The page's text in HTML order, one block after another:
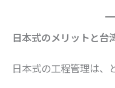
日本式のメリットと台
日本式の工程管理は、